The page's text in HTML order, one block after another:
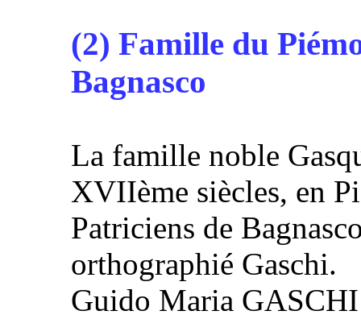
(2) Famille du
Bagnasco
La famille noble
XVIIème siècles, en
Patriciens de
orthographié Gaschi.
Guido Maria